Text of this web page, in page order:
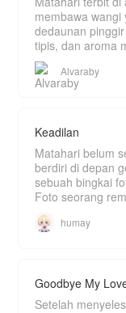
membawa
dedaunan
tipis, dan aroma
Alvaraby
Keadilan
Matahari belum
berdiri di depan
sebuah bingkai
Foto seorang
humay
Goodbye My
Setelah